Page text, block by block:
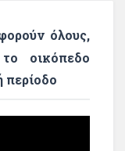
όλους,
οικόπεδο
περίοδο